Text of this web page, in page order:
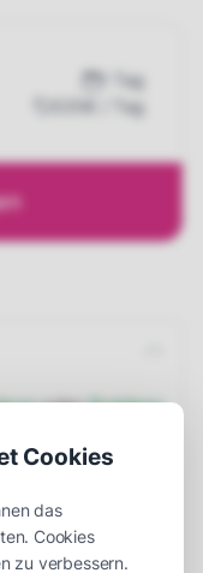
1 Tag
535€ / Tag
oderOutdoor
x 450 x 600 cm
30 Minuten
Cookies
das
Cookies
zu verbessern.